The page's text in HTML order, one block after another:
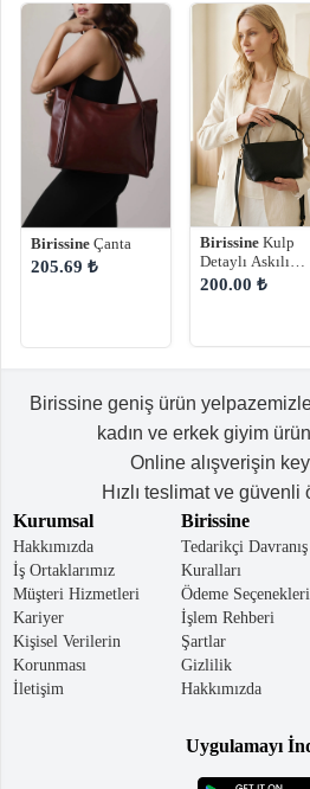
Birissine Çanta
205.69 ₺
Birissine Kulp
Detaylı Askılı
Kadın Omuz
200.00 ₺
Birissine geniş ürün
kadın ve erkek giyim
Online alışverişin
Hızlı teslimat ve güvenli
Kurumsal
Hakkımızda
İş Ortaklarımız
Müşteri Hizmetleri
Kariyer
Kişisel Verilerin
Korunması
İletişim
Birissine
Tedarikçi Davranış
Kuralları
Ödeme Seçenekleri
İşlem Rehberi
Şartlar
Gizlilik
Hakkımızda
Uygulamayı